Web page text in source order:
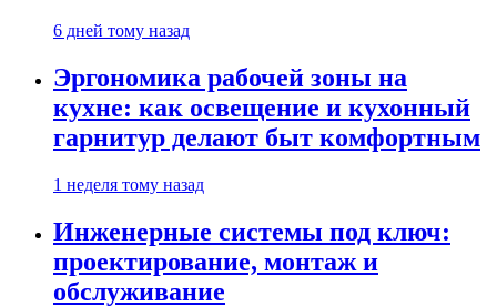
6 дней тому назад
Эргономика рабочей зоны на
кухне: как освещение и кухонный
гарнитур делают быт комфортным
1 неделя тому назад
Инженерные системы под ключ:
проектирование, монтаж и
обслуживание